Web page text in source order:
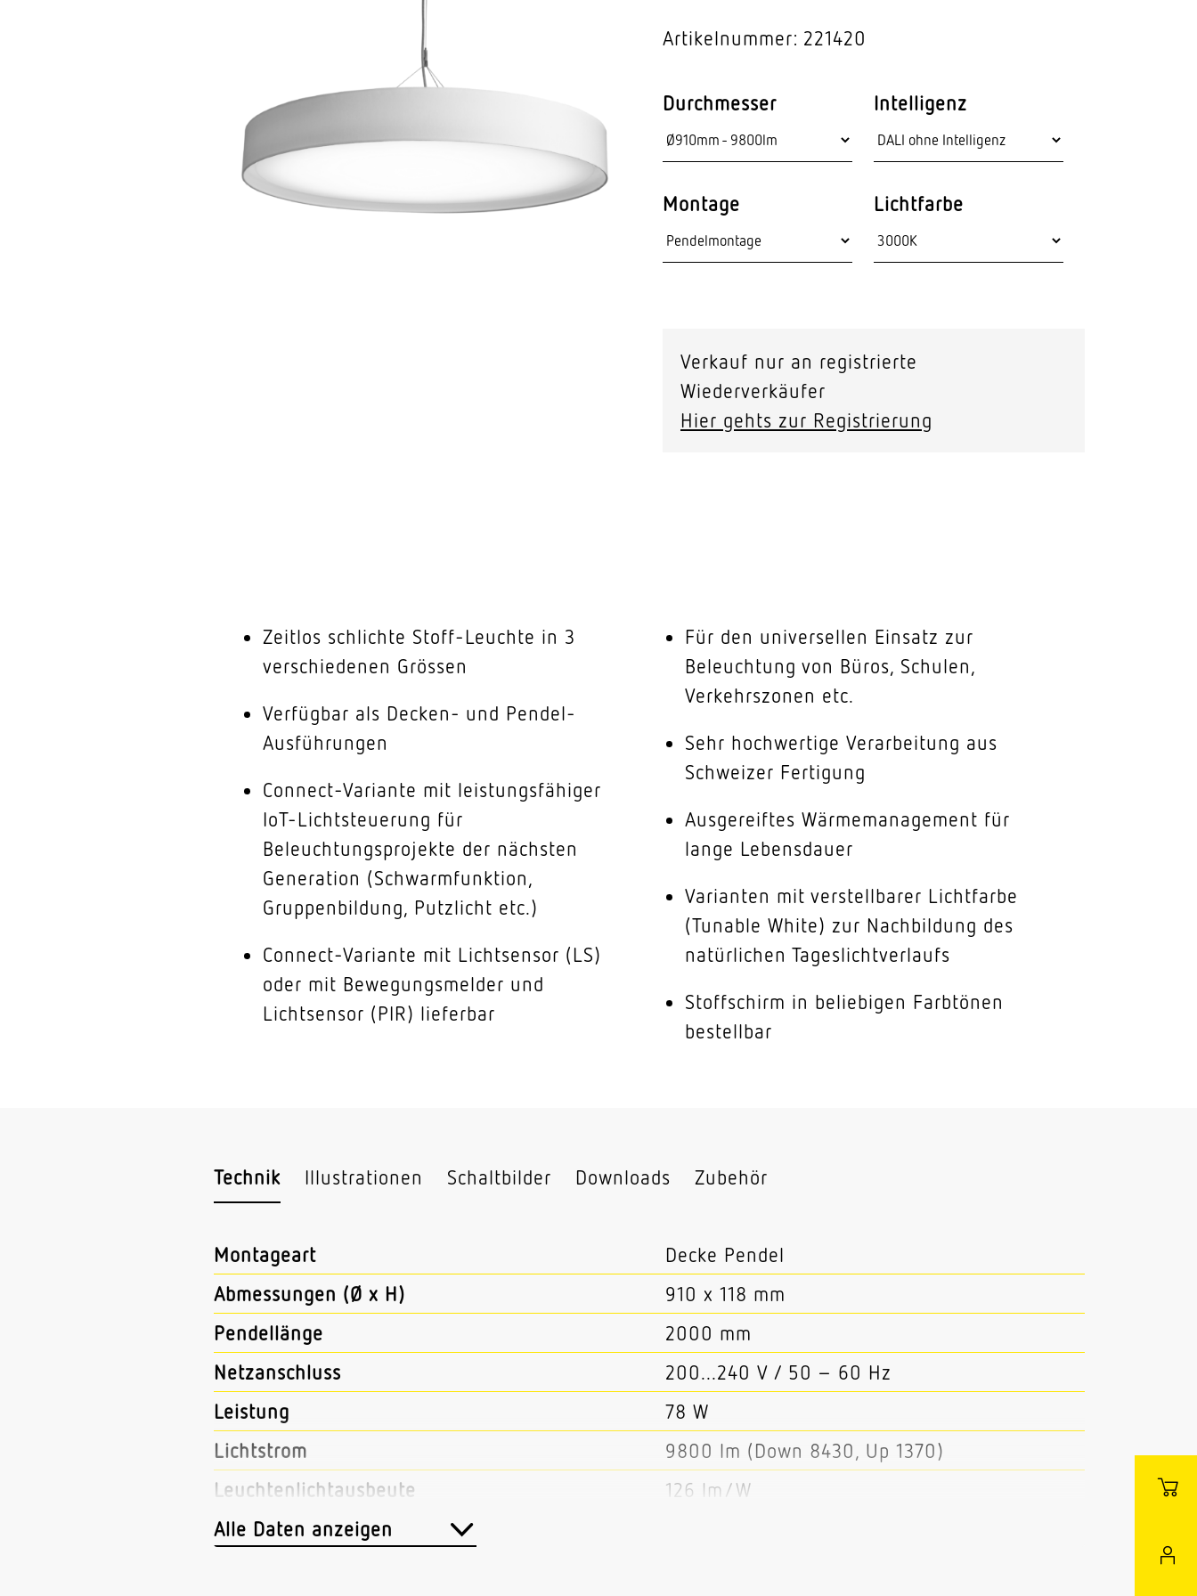
System­kom­po­nenten
Artikelnummer: 221420
Durchmesser Intelligenz
Montage Lichtfarbe
Verkauf nur an registrierte
Wiederverkäufer
Hier gehts zur Registrierung
Zeitlos schlichte Stoff-Leuchte in 3
verschiedenen Grössen
Verfügbar als Decken- und Pendel-
Ausführungen
Connect-Variante mit leistungsfähiger
IoT-Lichtsteuerung für
Beleuchtungsprojekte der nächsten
Generation (Schwarmfunktion,
Gruppenbildung, Putzlicht etc.)
Connect-Variante mit Lichtsensor (LS)
oder mit Bewegungsmelder und
Lichtsensor (PIR) lieferbar
Für den universellen Einsatz zur
Beleuchtung von Büros, Schulen,
Verkehrszonen etc.
Sehr hochwertige Verarbeitung aus
Schweizer Fertigung
Ausgereiftes Wärmemanagement für
lange Lebensdauer
Varianten mit verstellbarer Lichtfarbe
(Tunable White) zur Nachbildung des
natürlichen Tageslichtverlaufs
Stoffschirm in beliebigen Farbtönen
bestellbar
Technik Illustrationen Schaltbilder Downloads Zubehör
Montageart
Decke Pendel
Abmessungen (Ø x H)
910 x 118 mm
Pendellänge
2000 mm
Netzanschluss
200...240 V / 50 – 60 Hz
Leistung
78 W
Lichtstrom
9800 lm (Down 8430, Up 1370)
Leuchtenlichtausbeute
126 lm/W
Mit Bewegungsmelder
Alle Daten anzeigen